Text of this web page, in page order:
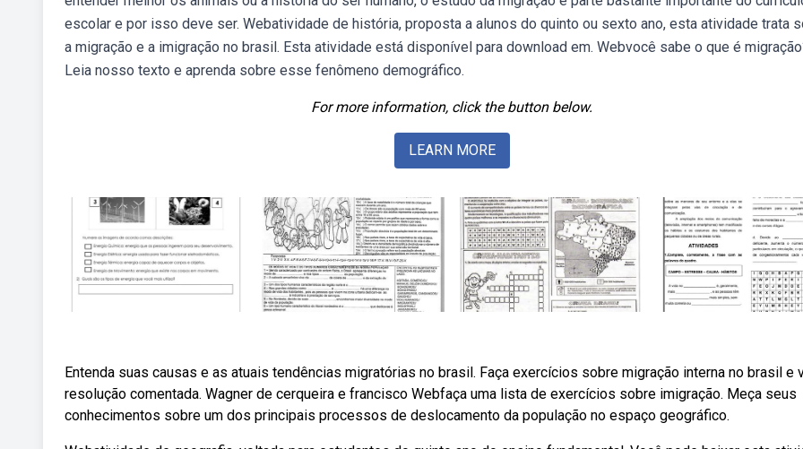
escolar e por isso deve ser. Webatividade de história, proposta a alunos do quinto ou sexto ano, esta atividade trata
a migração e a imigração no brasil. Esta atividade está disponível para download em. Webvocê sabe o que é
Leia nosso texto e aprenda sobre esse fenômeno demográfico.
For more information, click the button below.
LEARN MORE
Entenda suas causas e as atuais tendências migratórias no brasil. Faça exercícios sobre migração interna no brasil e
resolução comentada. Wagner de cerqueira e francisco Webfaça uma lista de exercícios sobre imigração. Meça seus
conhecimentos sobre um dos principais processos de deslocamento da população no espaço geográfico.